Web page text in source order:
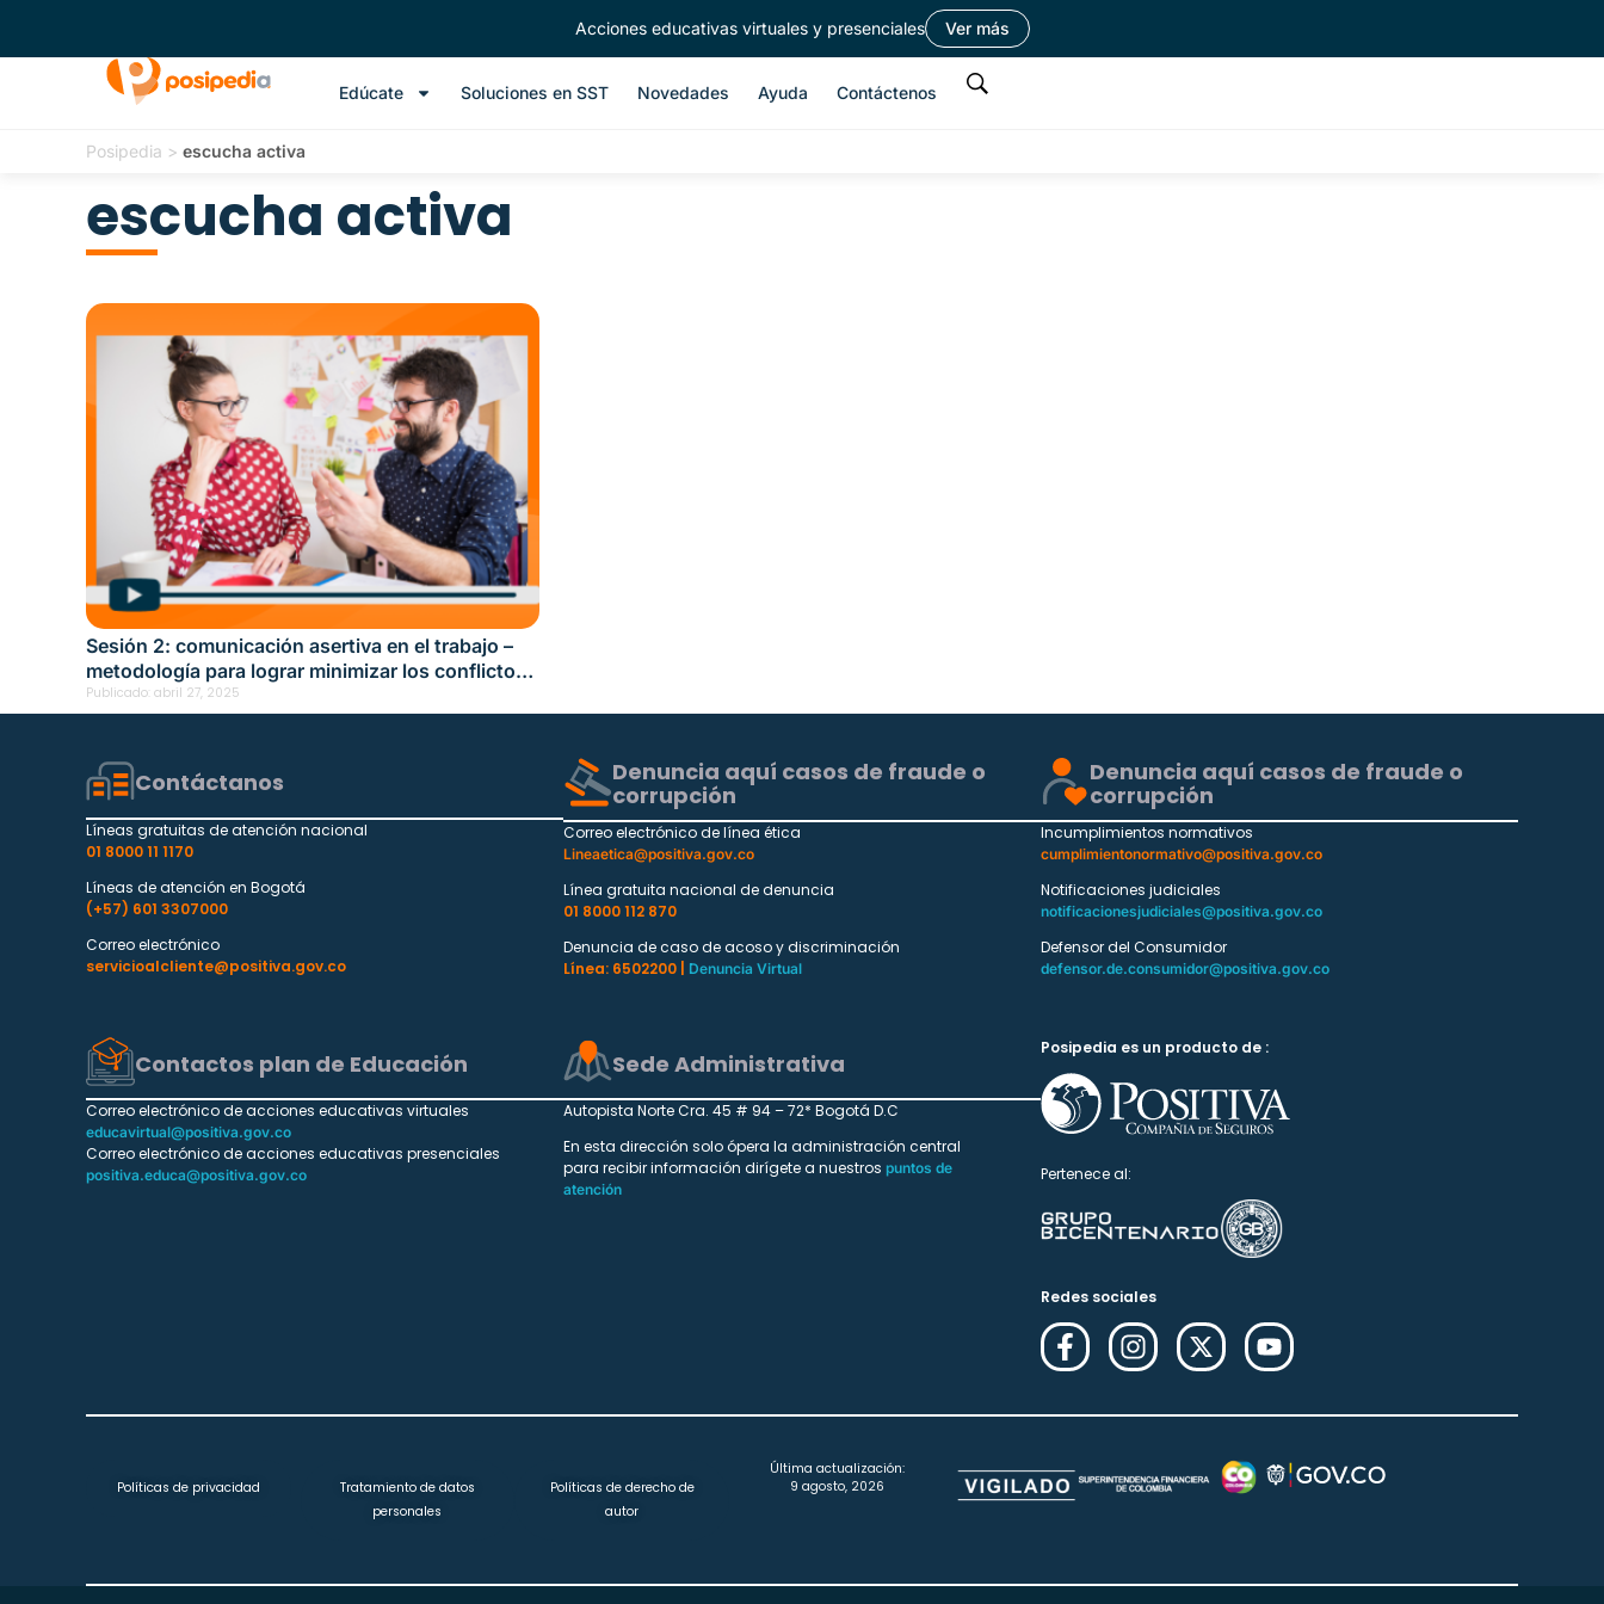
Acciones educativas virtuales y presenciales Ver más
Edúcate Soluciones en SST Novedades Ayuda Contáctenos
Posipedia > escucha activa
escucha activa
Sesión 2: comunicación asertiva en el trabajo –
metodología para lograr minimizar los conflictos
Fecha: abril 10, 2025
Publicado: abril 27, 2025
Contáctanos
Líneas gratuitas de atención nacional
01 8000 11 1170
Líneas de atención en Bogotá
(+57) 601 3307000
Correo electrónico
servicioalcliente@positiva.gov.co
Denuncia aquí casos de fraude o
corrupción
Correo electrónico de línea ética
Lineaetica@positiva.gov.co
Línea gratuita nacional de denuncia
01 8000 112 870
Denuncia de caso de acoso y discriminación
Línea: 6502200 |
Denuncia Virtual
Denuncia aquí casos de fraude o
corrupción
Incumplimientos normativos
cumplimientonormativo@positiva.gov.co
Notificaciones judiciales
notificacionesjudiciales@positiva.gov.co
Defensor del Consumidor
defensor.de.consumidor@positiva.gov.co
Contactos plan de Educación
Correo electrónico de acciones educativas virtuales
educavirtual@positiva.gov.co
Correo electrónico de acciones educativas presenciales
positiva.educa@positiva.gov.co
Sede Administrativa
Autopista Norte Cra. 45 # 94 – 72* Bogotá D.C
En esta dirección solo ópera la administración central
para recibir información dirígete a nuestros puntos de
atención
Posipedia es un producto de :
Pertenece al:
Redes sociales
Políticas de privacidad
Tratamiento de datos
personales
Políticas de derecho de
autor
Última actualización:
9 agosto, 2026